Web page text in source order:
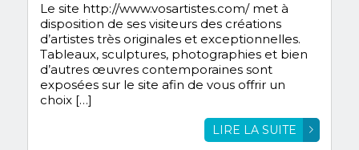
Le site http://www.vosartistes.com/ met à
disposition de ses visiteurs des créations
d’artistes très originales et exceptionnelles.
Tableaux, sculptures, photographies et bien
d’autres œuvres contemporaines sont
exposées sur le site afin de vous offrir un
choix […]
LIRE LA SUITE